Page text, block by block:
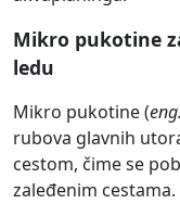
Mikro pukotine
ledu
Mikro pukotine (
rubova glavnih
cestom, čime se
zaleđenim cestama.